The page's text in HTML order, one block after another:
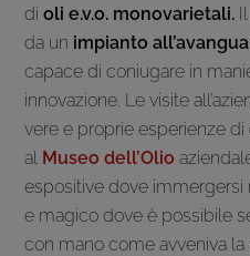
dioli e.v.o. monovarietali.
da un impianto
capace di coniugare in
innovazione. Le visite
vere e proprie esperienze
al Museo dell’Olio
espositive dove
e magico dove è possibile
con mano come avveniva la